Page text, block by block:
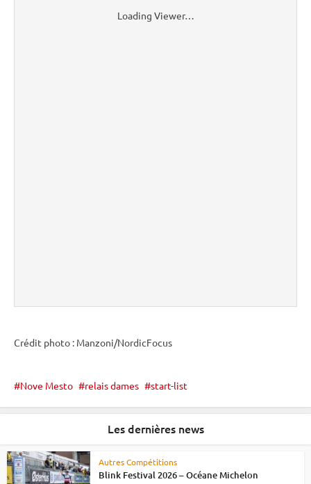
Loading Viewer…
Crédit photo : Manzoni/NordicFocus
Nove Mesto relais dames start-list
Les dernières news
Autres Compétitions
Blink Festival 2026 – Océane Michelon